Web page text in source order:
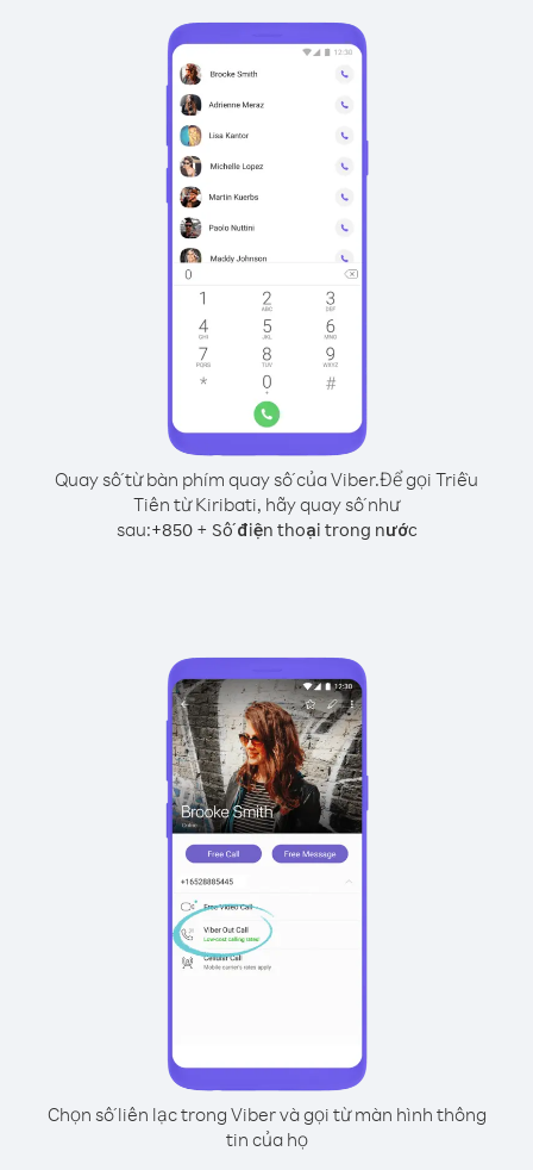
Quay số từ bàn phím quay số của Viber.Để gọi Triều
Tiên từ Kiribati, hãy quay số như
sau:+850+ Số điện thoại trong nước
Chọn số liên lạc trong Viber và gọi từ màn hình thông
tin của họ